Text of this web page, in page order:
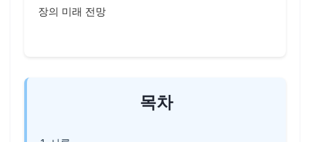
장의 미래 전망
목차